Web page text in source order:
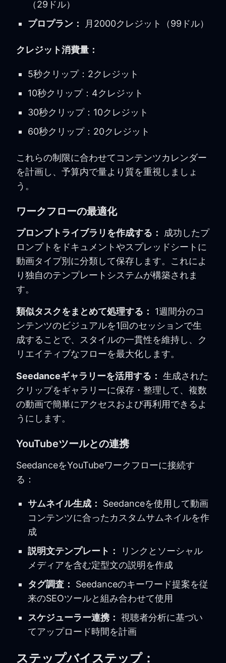
（29ドル）
プロプラン：
月2000クレジット（99ドル）
クレジット消費量：
5秒クリップ：2クレジット
10秒クリップ：4クレジット
30秒クリップ：10クレジット
60秒クリップ：20クレジット
これらの制限に合わせてコンテンツカレンダー
を計画し、予算内で量より質を重視しましょ
う。
ワークフローの最適化
プロンプトライブラリを作成する：
成功したプ
ロンプトをドキュメントやスプレッドシートに
動画タイプ別に分類して保存します。これによ
り独自のテンプレートシステムが構築されま
す。
類似タスクをまとめて処理する：
1週間分のコ
ンテンツのビジュアルを1回のセッションで生
成することで、スタイルの一貫性を維持し、ク
リエイティブなフローを最大化します。
Seedanceギャラリーを活用する： 生成された
クリップをギャラリーに保存・整理して、複数
の動画で簡単にアクセスおよび再利用できるよ
うにします。
YouTubeツールとの連携
SeedanceをYouTubeワークフローに接続す
る：
サムネイル生成：
Seedanceを使用して動画
コンテンツに合ったカスタムサムネイルを作
成
説明文テンプレート：
リンクとソーシャル
メディアを含む定型文の説明を作成
タグ調査：
Seedanceのキーワード提案を従
来のSEOツールと組み合わせて使用
スケジューラー連携： 視聴者分析に基づい
てアップロード時間を計画
ステップバイステップ：